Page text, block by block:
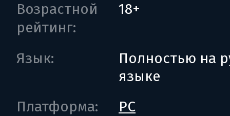
Возрастной
рейтинг:
18+
Язык:
Полностью на
языке
Платформа:
PC